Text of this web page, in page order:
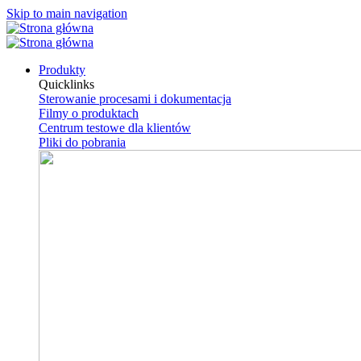
Skip to main navigation
Produkty
Quicklinks
Sterowanie procesami i dokumentacja
Filmy o produktach
Centrum testowe dla klientów
Pliki do pobrania